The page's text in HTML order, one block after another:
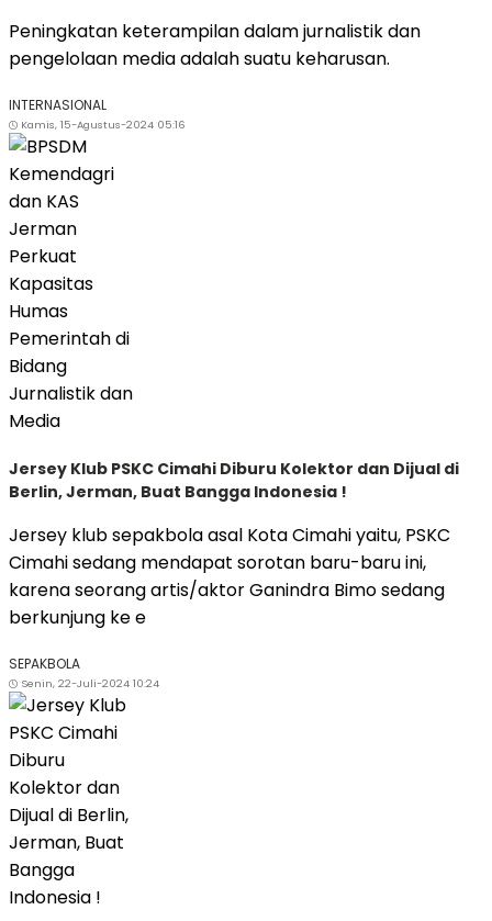
Peningkatan keterampilan dalam jurnalistik dan
pengelolaan media adalah suatu keharusan.
INTERNASIONAL
Kamis, 15-Agustus-2024 05:16
Jersey Klub PSKC Cimahi Diburu Kolektor dan Dijual di
Berlin, Jerman, Buat Bangga Indonesia !
Jersey klub sepakbola asal Kota Cimahi yaitu, PSKC
Cimahi sedang mendapat sorotan baru-baru ini,
karena seorang artis/aktor Ganindra Bimo sedang
berkunjung ke e
SEPAKBOLA
Senin, 22-Juli-2024 10:24